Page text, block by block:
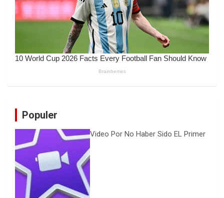
Populer
Video Por No Haber Sido EL Primer